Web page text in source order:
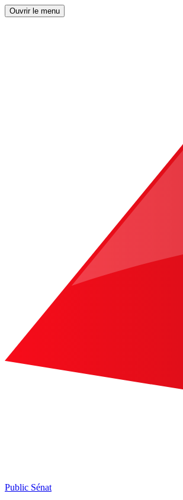
Ouvrir le menu
Public Sénat